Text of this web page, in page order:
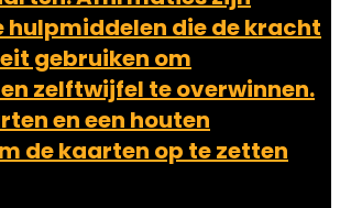
hulpmiddelen die de kracht
gebruiken om
zelftwijfel te overwinnen.
en een houten
de kaarten op te zetten